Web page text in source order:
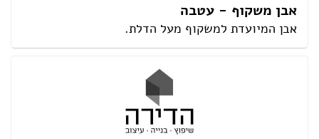
אבן משקוף - עטבה
אבן המיועדת למשקוף מעל הדלת.